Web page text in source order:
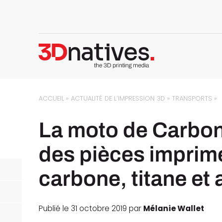
ACCUEIL »ACTUALITÉ DE L’IMPRESSION 3D »TRANSPORTS »
La moto de
des pièces
carbone, titane et
Publié le 31 octobre 2019 par Mélanie Wallet